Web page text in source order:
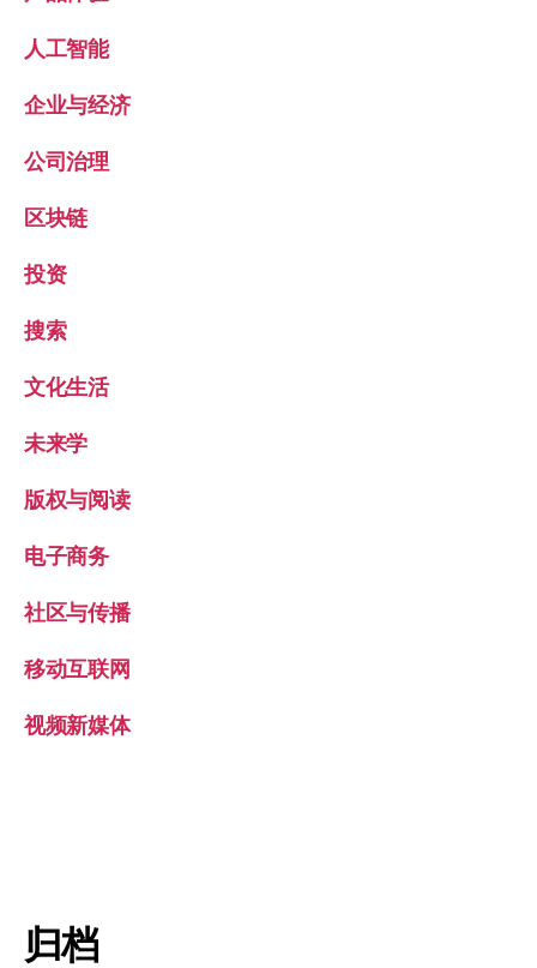
人工智能
企业与经济
公司治理
区块链
投资
搜索
文化生活
未来学
版权与阅读
电子商务
社区与传播
移动互联网
视频新媒体
归档